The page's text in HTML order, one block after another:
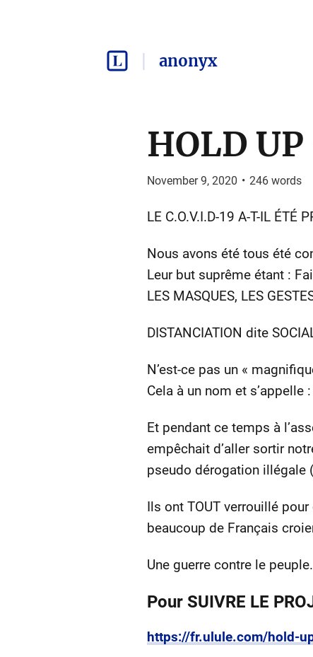
anonyx
HOLD
November 9, 2020 • 246words
LE C.O.V.I.D-19 A-T-IL ÉTÉ
Nous avons été tous été
Leur but suprême étant :
LES MASQUES, LES
DISTANCIATION dite
N’est-ce pas un «
Cela à un nom et s’appelle
Et pendant ce temps à
empêchait d’aller sortir
pseudo dérogation illégale
Ils ont TOUT verrouillé
beaucoup de Français
Une guerre contre le
Pour SUIVRE LE
https://fr.ulule.com/hold-